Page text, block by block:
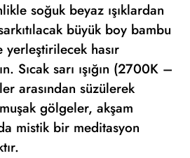
soğuk beyaz ışıklardan
büyük boy bambu
hasır
Sıcak sarı ışığın (2700K –
arasından süzülerek
gölgeler, akşam
mistik bir meditasyon